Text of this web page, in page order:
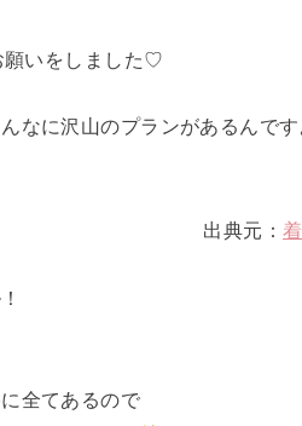
願いをしました♡
なに沢山のプランがあるんです
出典元：
全てあるので